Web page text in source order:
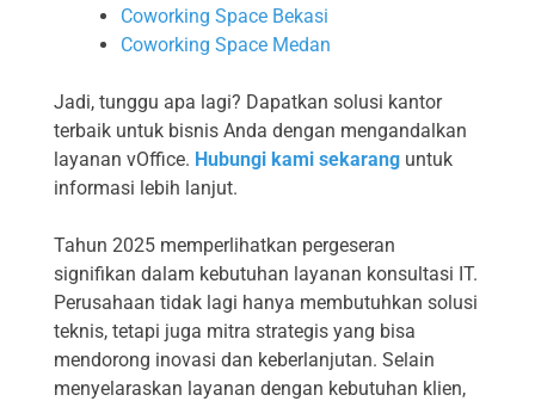
Coworking Space Bekasi
Coworking Space Medan
Jadi, tunggu apa lagi? Dapatkan solusi kantor
terbaik untuk bisnis Anda dengan mengandalkan
layanan vOffice. Hubungi kami sekarang untuk
informasi lebih lanjut.
Tahun 2025 memperlihatkan pergeseran
signifikan dalam kebutuhan layanan konsultasi IT.
Perusahaan tidak lagi hanya membutuhkan solusi
teknis, tetapi juga mitra strategis yang bisa
mendorong inovasi dan keberlanjutan. Selain
menyelaraskan layanan dengan kebutuhan klien,